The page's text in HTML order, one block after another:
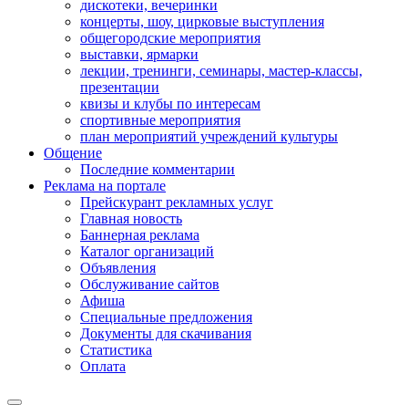
дискотеки, вечеринки
концерты, шоу, цирковые выступления
общегородские мероприятия
выставки, ярмарки
лекции, тренинги, семинары, мастер-классы,
презентации
квизы и клубы по интересам
спортивные мероприятия
план мероприятий учреждений культуры
Общение
Последние комментарии
Реклама на портале
Прейскурант рекламных услуг
Главная новость
Баннерная реклама
Каталог организаций
Объявления
Обслуживание сайтов
Афиша
Специальные предложения
Документы для скачивания
Статистика
Оплата